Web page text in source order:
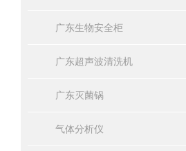
广东生物安全柜
广东超声波清洗机
广东灭菌锅
气体分析仪